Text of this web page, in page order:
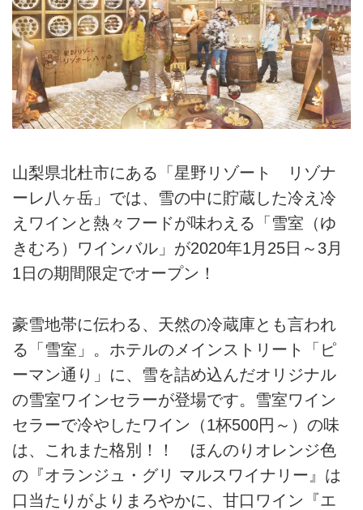
山梨県北杜市にある「星野リゾート リゾナ
ーレ八ヶ岳」では、雪の中に貯蔵した冷え冷
えワインと熱々フードが味わえる「雪室（ゆ
きむろ）ワインバル」が2020年1月25日～3月
1日の期間限定でオープン！
豪雪地帯に伝わる、天然の冷蔵庫とも言われ
る「雪室」。ホテルのメインストリート「ピ
ーマン通り」に、雪を詰め込んだオリジナル
の雪室ワインセラーが登場です。雪室ワイン
セラーで冷やしたワイン（1杯500円～）の味
は、これまた格別！！ ほんのりオレンジ色
の『オランジュ・グリ マルスワイナリー』は
口当たりがよりまろやかに、甘口ワイン『エ